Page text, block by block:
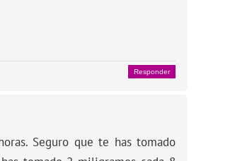
Responder
Seguro que te has tomado